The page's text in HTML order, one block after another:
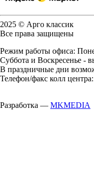
2025 © Арго классик
Все права защищены
Режим работы офиса:
Суббота и Воскресенье -
В праздничные дни
Телефон/факс колл
Разработка — MKMEDIA